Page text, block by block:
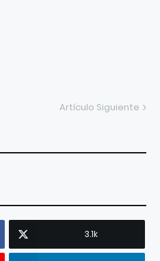
Artículo Siguiente
3.1k